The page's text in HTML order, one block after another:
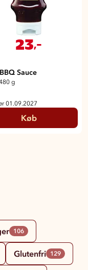
23,-
Sauce
g
01.09.2027
Køb
106
Glutenfri 129